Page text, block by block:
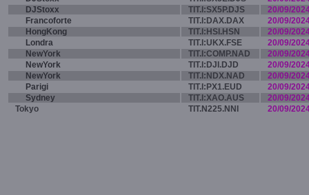
DJStoxx
TIT.I:SX5P.DJS
20/09/
Francoforte
TIT.I:DAX.DAX
20/09/
HongKong
TIT.I:HSI.HSN
20/09/
Londra
TIT.I:UKX.FSE
20/09/
NewYork
TIT.I:COMP.NAD
20/09/
NewYork
TIT.I:DJI.DJD
20/09/
NewYork
TIT.I:NDX.NAD
20/09/
Parigi
TIT.I:PX1.EUD
20/09/
Sydney
TIT.I:XAO.AUS
20/09/
Tokyo
TIT.N225.NNI 20/09/